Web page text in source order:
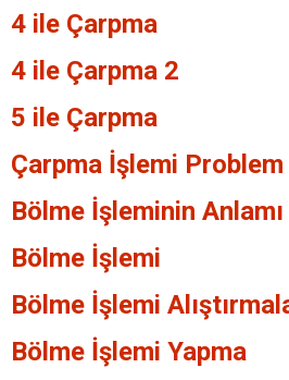
4 ile Çarpma
4 ile Çarpma 2
5 ile Çarpma
Çarpma İşlemi
Bölme İşleminin Anlamı
Bölme İşlemi
Bölme İşlemi
Bölme İşlemi Yapma